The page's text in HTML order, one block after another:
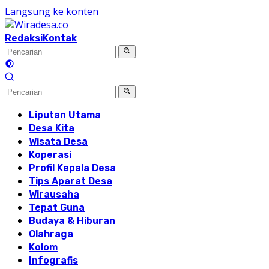
Langsung ke konten
RedaksiKontak
Liputan Utama
Desa Kita
Wisata Desa
Koperasi
Profil Kepala Desa
Tips Aparat Desa
Wirausaha
Tepat Guna
Budaya & Hiburan
Olahraga
Kolom
Infografis